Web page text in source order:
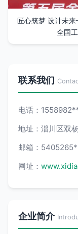
匠心筑梦 设计未
全国
联系我们
电话：
地址：淄川区双
邮箱：
网址：
企业简介